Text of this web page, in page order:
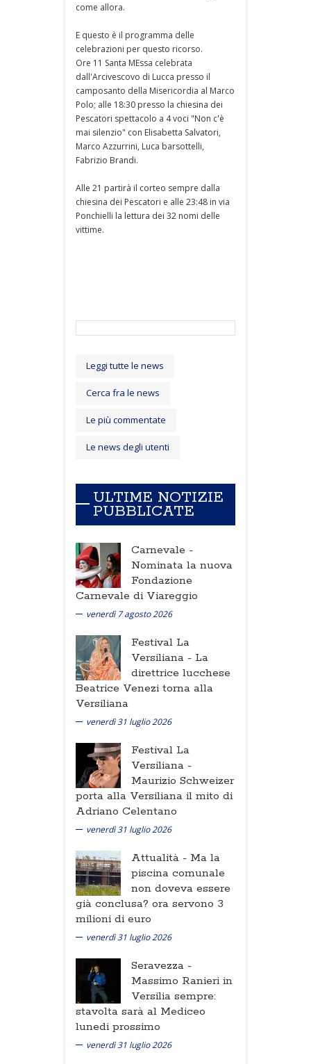
come allora.
E questo è il programma delle
celebrazioni per questo ricorso.
Ore 11 Santa MEssa celebrata
dall'Arcivescovo di Lucca presso il
camposanto della Misericordia al Marco
Polo; alle 18:30 presso la chiesina dei
Pescatori spettacolo a 4 voci "Non c'è
mai silenzio" con Elisabetta Salvatori,
Marco Azzurrini, Luca barsottelli,
Fabrizio Brandi.
Alle 21 partirà il corteo sempre dalla
chiesina dei Pescatori e alle 23:48 in via
Ponchielli la lettura dei 32 nomi delle
vittime.
Leggi tutte le news
Cerca fra le news
Le più commentate
Le news degli utenti
ULTIME NOTIZIE
PUBBLICATE
Carnevale -
Nominata la nuova
Fondazione
Carnevale di Viareggio
venerdì 7 agosto 2026
Festival La
Versiliana - La
direttrice lucchese
Beatrice Venezi torna alla
Versiliana
venerdì 31 luglio 2026
Festival La
Versiliana -
Maurizio Schweizer
porta alla Versiliana il mito di
Adriano Celentano
venerdì 31 luglio 2026
Attualità - Ma la
piscina comunale
non doveva essere
già conclusa? ora servono 3
milioni di euro
venerdì 31 luglio 2026
Seravezza -
Massimo Ranieri in
Versilia sempre:
stavolta sarà al Mediceo
lunedi prossimo
venerdì 31 luglio 2026